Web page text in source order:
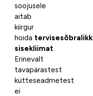
soojusele
aitab
kiirgur
hoida
sisekliimat.
Erinevalt
tavapärastest
kütteseadmetest
ei